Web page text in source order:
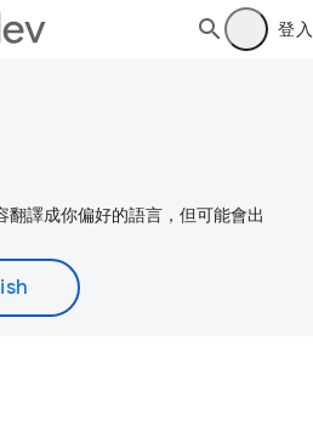
登入
譯成你偏好的語言，但可能會出